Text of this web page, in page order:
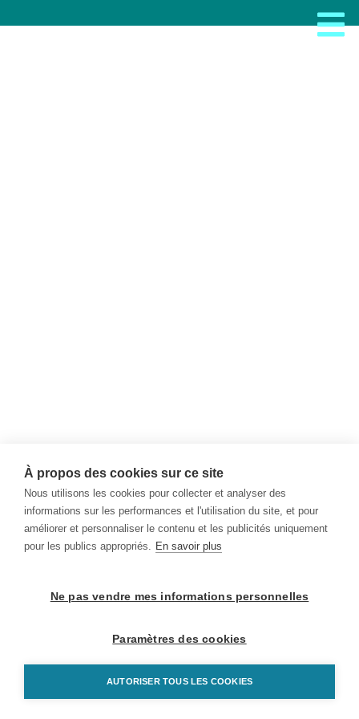
À propos des cookies sur ce site
Nous utilisons les cookies pour collecter et analyser des
informations sur les performances et l'utilisation du site, et pour
améliorer et personnaliser le contenu et les publicités uniquement
pour les publics appropriés. En savoir plus
Ne pas vendre mes informations personnelles
Paramètres des cookies
AUTORISER TOUS LES COOKIES